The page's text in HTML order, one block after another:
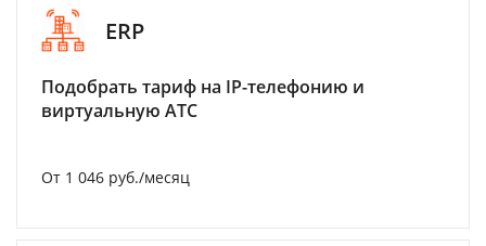
ERP
Подобрать тариф на IP-телефонию и
виртуальную АТС
От 1 046 руб./месяц